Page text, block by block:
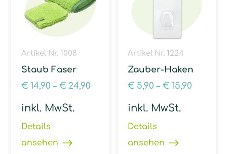
Artikel Nr. 1008
Staub Faser
€ 14,90 –€ 24,90
inkl. MwSt.
Details
ansehen
Artikel Nr. 1224
Zauber-Haken
€ 5,90 –€ 15,90
inkl. MwSt.
Details
ansehen